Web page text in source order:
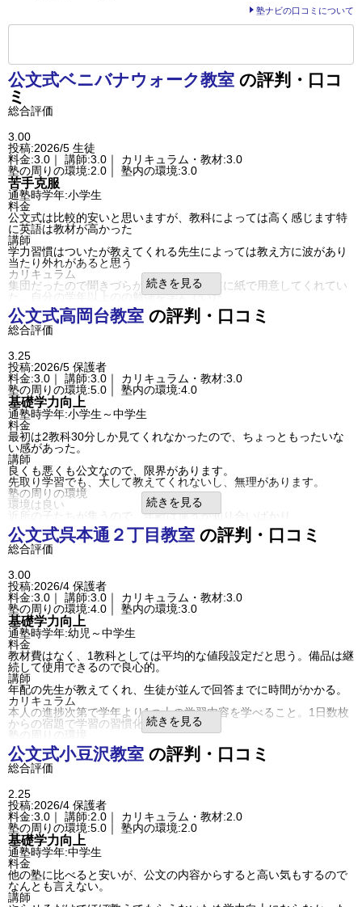
塾ナビの口コミについて
公文式ベニバナウォーク教室 の評判・口コ
ミ
総合評価
3.00
投稿:2026/5 生徒
料金:3.0｜ 講師:3.0｜ カリキュラム・教材:3.0
塾の周りの環境:2.0｜ 塾内の環境:3.0
苦手克服
通塾時学年:小学生
料金
公文式は比較的安いと思いますが、教科によっては高く感じます特
に英語は教材が高かった
講師
学力習慣はついたが教えてくれる先生によっては教え方に波があり
当たり外れがあると思う
カリキュラム
集団だったので聞きづらかった。教材は主に紙で用意してくれてい
た。自分の学年以上のの勉強を学んでいた
塾の周りの環境
自宅から遠い、商業施設の中にあるので比較的雑音が多い
自宅から遠いので毎回送り迎えしていたので大変だった
雑音がおおい。英語の発音をしている子と計算を解いている子とご
ちゃ混ぜで集中しづらそう
入塾理由
学力向上などの効果は多少なりともあったが基礎力はついたが応用
問題を解く力はつかなかった。検定などの取得にまでは至らなかっ
た
良いところや要望
学習習慣がついた、計算力は上がったと思う。学年以上の問題をと
くことができて自信がついた
総合評価
なんとなく、最初の学習習慣をつけるには公文はいいと思ったから
利用内容
通っていた学校
公立小学校
進学できた学校
公立小学校
通塾の目的
苦手克服
通塾頻度
週2日
1日あたりの授業時間
3～4時間
成績/偏差値変化
成績/偏差値推移
塾の雰囲気
自由 平均
厳しい
口コミ投稿者ID:2759241
不適切な口コミを報告する
ベニバナウォーク教室の教室情報を見る
続きを見る
公文式高岡台教室 の評判・口コミ
総合評価
3.25
投稿:2026/5 保護者
料金:3.0｜ 講師:3.0｜ カリキュラム・教材:3.0
塾の周りの環境:5.0｜ 塾内の環境:4.0
基礎学力向上
通塾時学年:小学生～中学生
料金
最初は2教科30分しか見てくれなかったので、ちょっともったいな
い感があった。
講師
良くも悪くも公文なので、限界があります。
先取り学習でも、大して教えてくれないし、無理があります。
塾の周りの環境
環境は良い
近所の子たちが集うので、年齢は違うが知り合いばかり。
ただ駐車場が2台縦列になります。そのあたりは危ないかも。
塾内の環境
小さい子もいるが、先生がしっかりしているので基本静かな環境で
入塾理由
近所だった。先生が昔からの知人であった。
小学一年の時に通っていたので勝手を知っていた。
定期テスト
テスト対策、なし
振り返り学習はしてくれますが、伝えないとわからない。
良いところや要望
改善できるところはないと思います。
総合評価
塾に切り替えないとテストの点数が、取れない子でした。
来週からは計画的に頑張ります。
利用内容
通っていた学校
公立小学校
進学できた学校
公立中学校
通塾の目的
基礎学力向上
通塾頻度
週2日
1日あたりの授業時間1～2時間
成績/偏差値変化
成績/偏差値推移
塾の雰囲気
自由 平均
厳しい
口コミ投稿者ID:2758532
不適切な口コミを報告する
高岡台教室の教室情報を見る
続きを見る
公文式呉本通２丁目教室 の評判・口コミ
総合評価
3.00
投稿:2026/4 保護者
料金:3.0｜ 講師:3.0｜ カリキュラム・教材:3.0
塾の周りの環境:4.0｜ 塾内の環境:3.0
基礎学力向上
通塾時学年:幼児～中学生
料金
教材費はなく、1教科としては平均的な値段設定だと思う。備品は継
続して使用できるので良心的。
講師
年配の先生が教えてくれ、生徒が並んで回答までに時間がかかる。
カリキュラム
本人の進捗次第で学年より1つ上の学習内容を学べること。1日数枚
からの宿題で学習の習慣化ができる。
塾の周りの環境
通りに面しており通いやすく、隣に公園があり迎えを待つのにちょ
うど良い。交通量が多いので車に注意が必要。
塾内の環境
た。狭いが机周囲はきれい。
入塾理由
学習の習慣化と基礎学力の向上を目標として入塾を希望しました。
良いところや要望
アットホームで親しみが持てる。トイレや玄関も掃除が行き届いて
いる。くつばこが少ないため靴を間違えて帰る子がいたりするの
で、靴いれか番号札があるとがあるといい。
総合評価
可もなく不可もないが、高校受験となると不安なため評価が低い。
利用内容
続きを見る
公文式小豆沢教室 の評判・口コミ
総合評価
2.25
投稿:2026/4 保護者
料金:3.0｜ 講師:2.0｜ カリキュラム・教材:2.0
塾の周りの環境:5.0｜ 塾内の環境:2.0
基礎学力向上
通塾時学年:中学生
料金
他の塾に比べると安いが、公文の内容からすると高い気もするので
なんとも言えない。
講師